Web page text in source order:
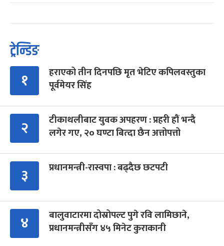
ट्रेन्डिङ
१
हराएको तीन दिनपछि मृत भेटिए कपिलवस्तुका
पूर्वमेयर सिंह
२
टीकाथलीबाट युवक अपहरण : प्रहरी हौं भन्दै
लगेर गए, २० घण्टा बित्दा छैन अत्तोपत्तो
३ प्रधानमन्त्री-रास्वपा : बढ्दैछ छटपटी
४
बालुवाटारमा दोस्रोपल्ट पुगे रवि लामिछाने,
प्रधानमन्त्रीसँग ४५ मिनेट कुराकानी